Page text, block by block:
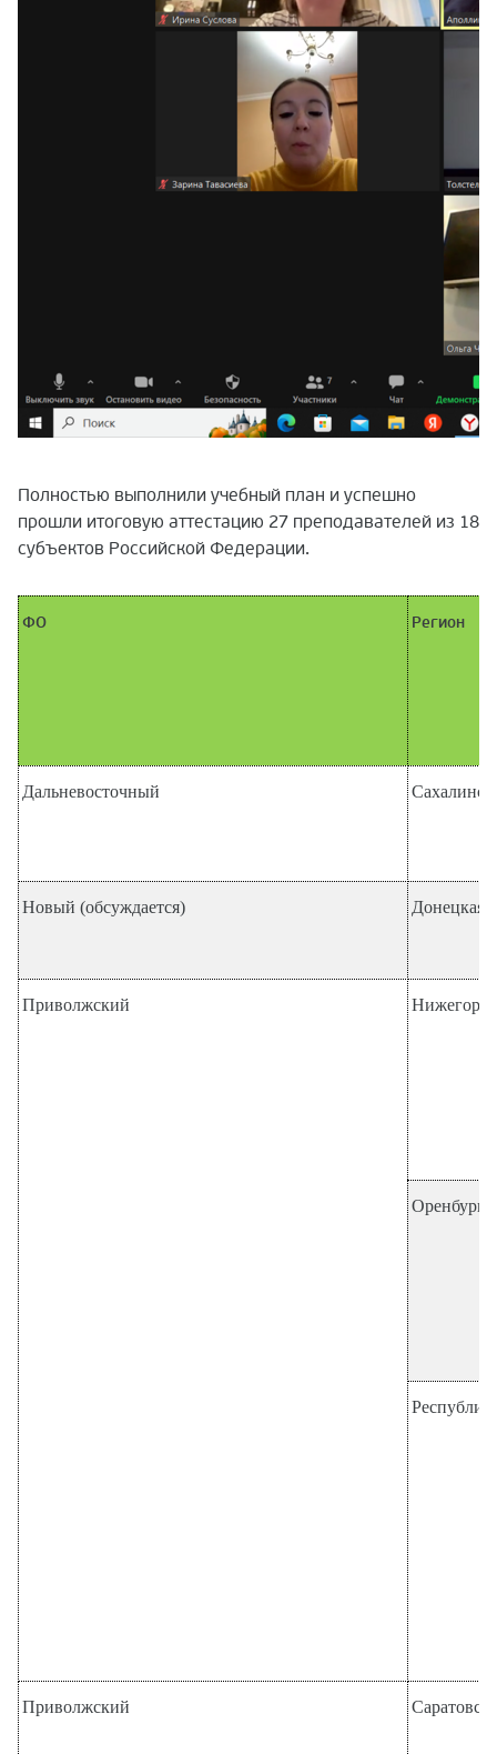
Полностью выполнили учебный план и успешно
прошли итоговую аттестацию 27 преподавателей из 18
субъектов Российской Федерации.
ФО Регион
Дальневосточный
Новый (обсуждается) Донецкая
Приволжский
Приволжский